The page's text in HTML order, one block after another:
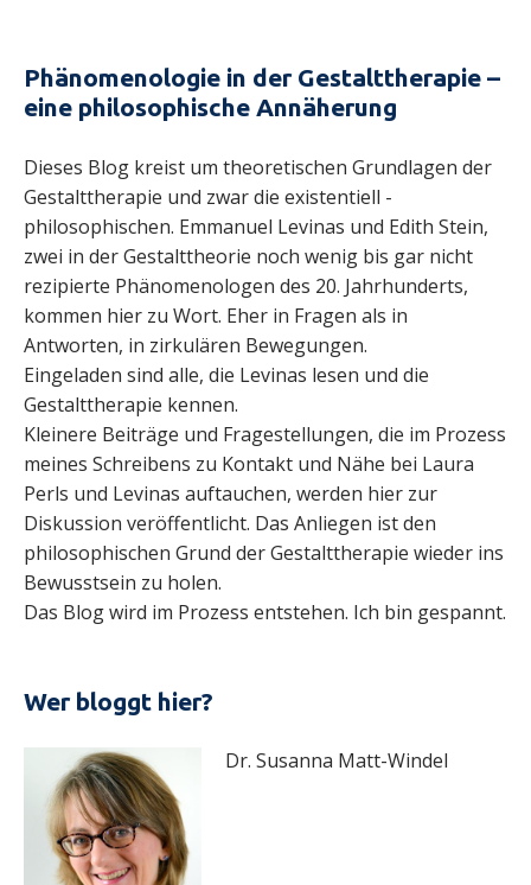
Phänomenologie in der Gestalttherapie –
eine philosophische Annäherung
Dieses Blog kreist um theoretischen Grundlagen der
Gestalttherapie und zwar die existentiell -
philosophischen. Emmanuel Levinas und Edith Stein,
zwei in der Gestalttheorie noch wenig bis gar nicht
rezipierte Phänomenologen des 20. Jahrhunderts,
kommen hier zu Wort. Eher in Fragen als in
Antworten, in zirkulären Bewegungen.
Eingeladen sind alle, die Levinas lesen und die
Gestalttherapie kennen.
Kleinere Beiträge und Fragestellungen, die im Prozess
meines Schreibens zu Kontakt und Nähe bei Laura
Perls und Levinas auftauchen, werden hier zur
Diskussion veröffentlicht. Das Anliegen ist den
philosophischen Grund der Gestalttherapie wieder ins
Bewusstsein zu holen.
Das Blog wird im Prozess entstehen. Ich bin gespannt.
Wer bloggt hier?
Dr. Susanna Matt-Windel